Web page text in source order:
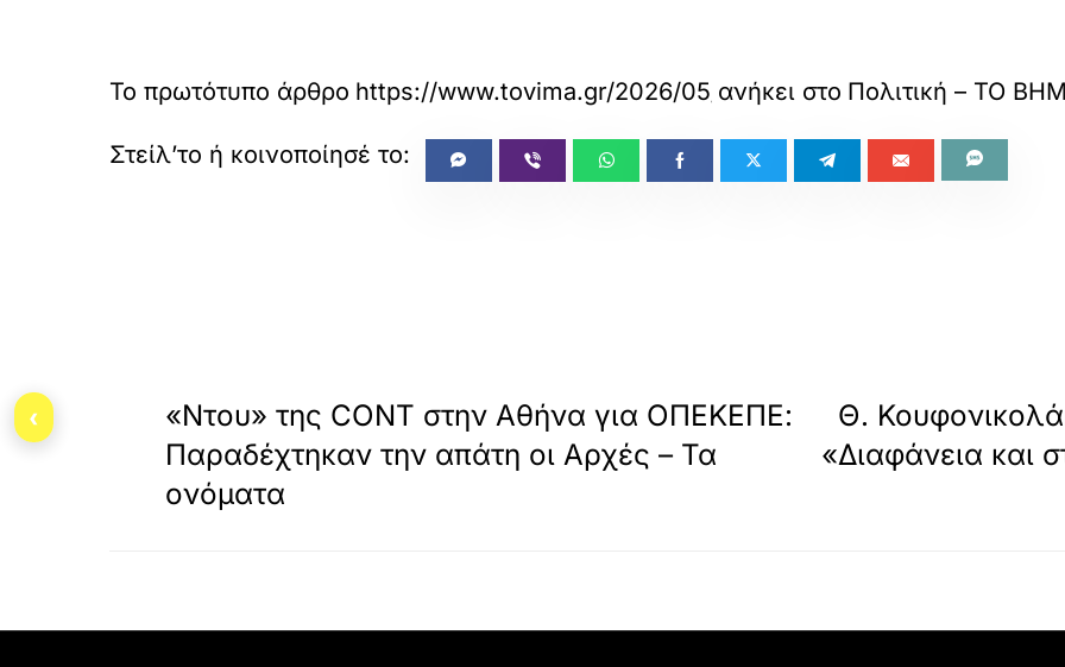
Το πρωτότυπο άρθρο https://www.tovima.gr/2026/05/28/politics/vouli-
ανήκει στο Πολιτική – ΤΟ
«Ντου» της CONT στην Αθήνα για ΟΠΕΚΕΠΕ:
Παραδέχτηκαν την απάτη οι Αρχές – Τα
ονόματα
Θ.
«Διαφάνεια και
‹